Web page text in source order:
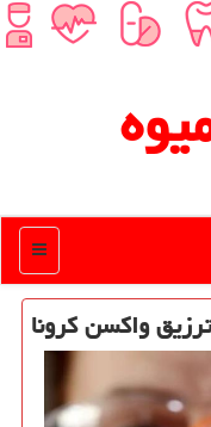
منو
واكسن كرونا